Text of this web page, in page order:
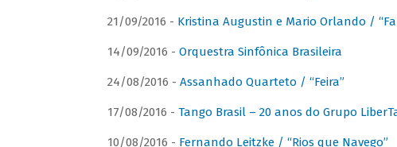
21/09/2016 - Kristina Augustin e Mario Orlando /
14/09/2016 - Orquestra Sinfônica Brasileira
24/08/2016 - Assanhado Quarteto / “Feira”
17/08/2016 - Tango Brasil – 20 anos do Grupo
10/08/2016 - Fernando Leitzke / “Rios que Navego”